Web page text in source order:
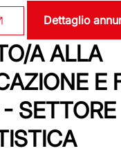
Dettaglio
A ALLA
E
SETTORE